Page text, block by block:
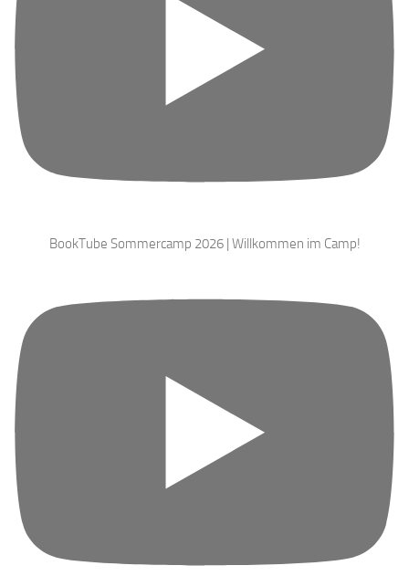
BookTube Sommercamp 2026 | Willkommen im Camp!